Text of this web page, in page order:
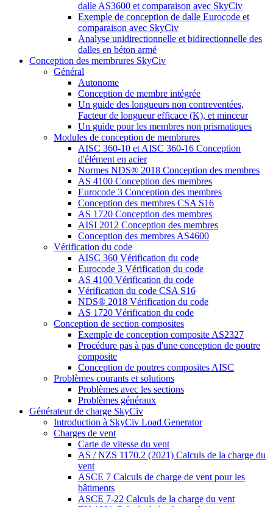
dalle AS3600 et comparaison avec SkyCiv
Exemple de conception de dalle Eurocode et
comparaison avec SkyCiv
Analyse unidirectionnelle et bidirectionnelle des
dalles en béton armé
Conception des membrures SkyCiv
Général
Autonome
Conception de membre intégrée
Un guide des longueurs non contreventées,
Facteur de longueur efficace (K), et minceur
Un guide pour les membres non prismatiques
Modules de conception de membrures
AISC 360-10 et AISC 360-16 Conception
d'élément en acier
Normes NDS® 2018 Conception des membres
AS 4100 Conception des membres
Eurocode 3 Conception des membres
Conception des membres CSA S16
AS 1720 Conception des membres
AISI 2012 Conception des membres
Conception des membres AS4600
Vérification du code
AISC 360 Vérification du code
Eurocode 3 Vérification du code
AS 4100 Vérification du code
Vérification du code CSA S16
NDS® 2018 Vérification du code
AS 1720 Vérification du code
Conception de section composites
Exemple de conception composite AS2327
Procédure pas à pas d'une conception de poutre
composite
Conception de poutres composites AISC
Problèmes courants et solutions
Problèmes avec les sections
Problèmes généraux
Générateur de charge SkyCiv
Introduction à SkyCiv Load Generator
Charges de vent
Carte de vitesse du vent
AS / NZS 1170.2 (2021) Calculs de la charge du
vent
ASCE 7 Calculs de charge de vent pour les
bâtiments
ASCE 7-22 Calculs de la charge du vent